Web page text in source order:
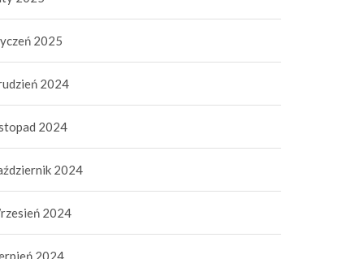
2025
2024
2024
2024
2024
2024